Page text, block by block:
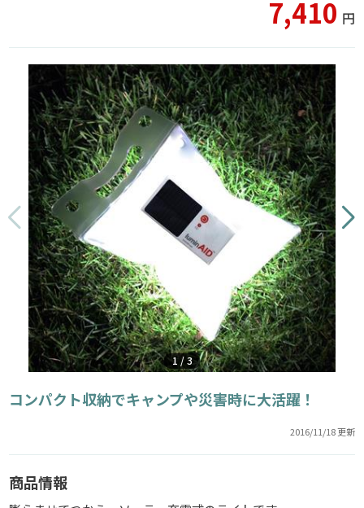
7,410 円
1/3
コンパクト収納でキャンプや災害時に大活躍！
2016/11/18 更新
商品情報